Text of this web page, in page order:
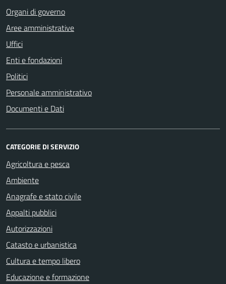
Organi di governo
Aree amministrative
Uffici
Enti e fondazioni
Politici
Personale amministrativo
Documenti e Dati
CATEGORIE DI SERVIZIO
Agricoltura e pesca
Ambiente
Anagrafe e stato civile
Appalti pubblici
Autorizzazioni
Catasto e urbanistica
Cultura e tempo libero
Educazione e formazione